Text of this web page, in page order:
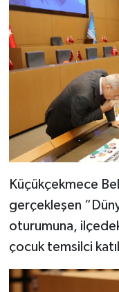
Küçükçekmece
gerçekleşen
oturumuna,
çocuk temsilci